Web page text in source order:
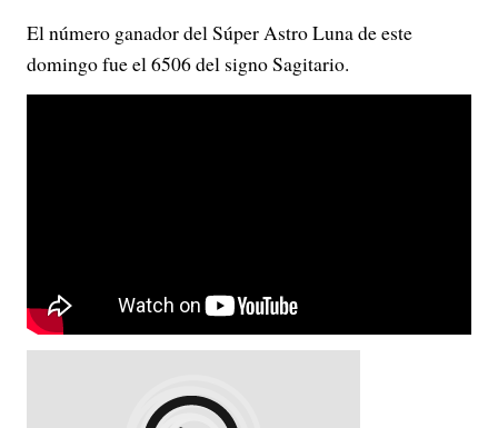
El número ganador del Súper Astro Luna de este
domingo fue el 6506 del signo Sagitario.